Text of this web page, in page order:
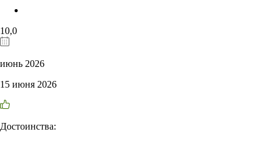
10,0
июнь 2026
15 июня 2026
Достоинства: